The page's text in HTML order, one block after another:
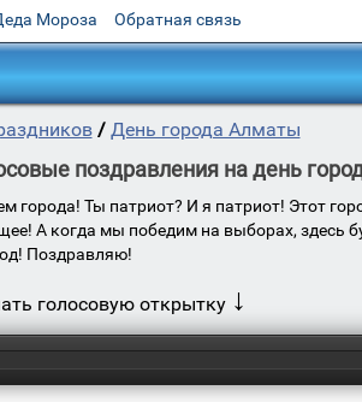
Мороза Обратная связь
/ День города Алматы
поздравления на день
города! Ты патриот? И я патриот! Этот
А когда мы победим на выборах, здесь
Поздравляю!
голосовую открытку ↓